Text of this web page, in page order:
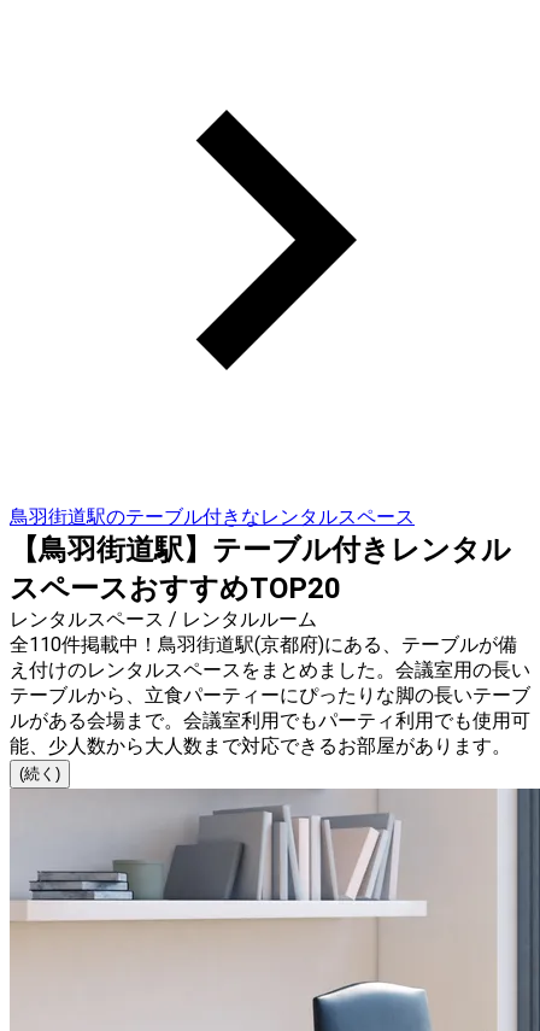
鳥羽街道駅のテーブル付きなレンタルスペース
【鳥羽街道駅】テーブル付きレンタル
スペースおすすめTOP20
レンタルスペース / レンタルルーム
全110件掲載中！鳥羽街道駅(京都府)にある、テーブルが備
え付けのレンタルスペースをまとめました。会議室用の長い
テーブルから、立食パーティーにぴったりな脚の長いテーブ
ルがある会場まで。会議室利用でもパーティ利用でも使用可
能、少人数から大人数まで対応できるお部屋があります。
(続く)